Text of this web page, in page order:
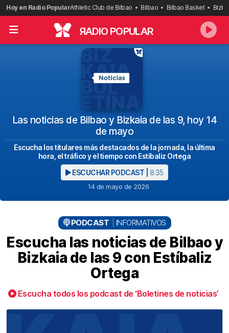
Saltar
al
contenido
Hoy en Radio PopularAthletic Club de Bilbao Bilbao Bilbao Basket
RADIO POPULAR
Las noticias de Bilbao y Bizkaia de las 9, hoy 14
de mayo
Escucha los titulares más destacados de la jornada, la última
hora, el tráfico y el tiempo con Estíbaliz Ortega
ESCUCHAR PODCAST | 8:35
14 de mayo de 2026
PODCAST INFORMATIVOS
Escucha las noticias de Bilbao y
Bizkaia de las 9 con Estíbaliz
Ortega
Escucha todos los podcast de ‘Boletines de noticias’